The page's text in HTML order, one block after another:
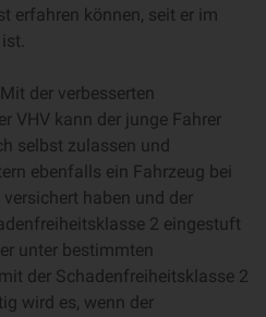
erfahren können, seit er im
Mit der verbesserten
VHV kann der junge Fahrer
selbst zulassen und
ebenfalls ein Fahrzeug bei
haben und der
2 eingestuft
unter bestimmten
der Schadenfreiheitsklasse 2
wird es, wenn der